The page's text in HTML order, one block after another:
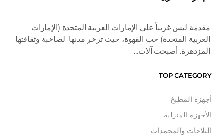
مقدمة ليس غريباً على الإمارات العربية المتحدة (الإمارات
العربية المتحدة) حب القهوة، حيث تزخر مدنها الصاخبة وثقافتها
المزدهرة. أصبحت آلات...
TOP CATEGORY
أجهزة المطبخ
الأجهزة المنزلية
الثلاجات والمجمدات